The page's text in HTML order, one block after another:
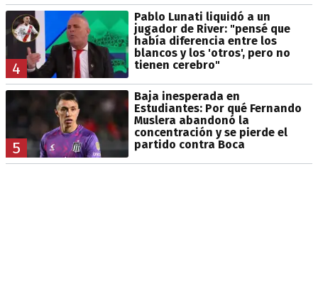
4
Pablo Lunati liquidó a un
jugador de River: "pensé que
había diferencia entre los
blancos y los 'otros', pero no
tienen cerebro"
5
Baja inesperada en
Estudiantes: Por qué Fernando
Muslera abandonó la
concentración y se pierde el
partido contra Boca